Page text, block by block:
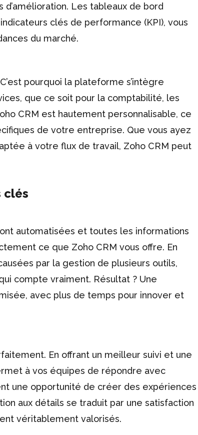
Les tableaux de bord
clés de performance (KPI), vous
du marché.
pourquoi la plateforme s’intègre
que ce soit pour la comptabilité, les
CRM est hautement personnalisable, ce
de votre entreprise. Que vous ayez
à votre flux de travail, Zoho CRM peut
clés
automatisées et toutes les informations
ce que Zoho CRM vous offre. En
par la gestion de plusieurs outils,
compte vraiment. Résultat ? Une
avec plus de temps pour innover et
En offrant un meilleur suivi et une
à vos équipes de répondre avec
une opportunité de créer des expériences
aux détails se traduit par une satisfaction
véritablement valorisés.